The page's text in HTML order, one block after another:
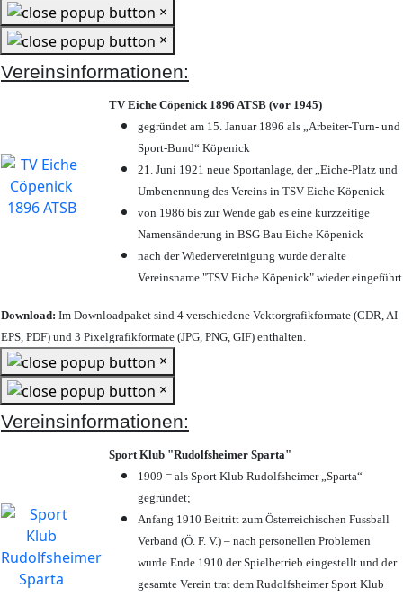
×
×
Vereinsinformationen:
TV Eiche Cöpenick 1896 ATSB (vor 1945)
gegründet am 15. Januar 1896 als „Arbeiter-Turn- und
Sport-Bund“ Köpenick
21. Juni 1921 neue Sportanlage, der „Eiche-Platz und
Umbenennung des Vereins in TSV Eiche Köpenick
von 1986 bis zur Wende gab es eine kurzzeitige
Namensänderung in BSG Bau Eiche Köpenick
nach der Wiedervereinigung wurde der alte
Vereinsname "TSV Eiche Köpenick" wieder eingeführt
Download: Im Downloadpaket sind 4 verschiedene Vektorgrafikformate (CDR, AI
EPS, PDF) und 3 Pixelgrafikformate (JPG, PNG, GIF) enthalten.
×
×
Vereinsinformationen:
Sport Klub "Rudolfsheimer Sparta"
1909 = als Sport Klub Rudolfsheimer „Sparta“
gegründet;
Anfang 1910 Beitritt zum Österreichischen Fussball
Verband (Ö. F. V.) – nach personellen Problemen
wurde Ende 1910 der Spielbetrieb eingestellt und der
gesamte Verein trat dem Rudolfsheimer Sport Klub